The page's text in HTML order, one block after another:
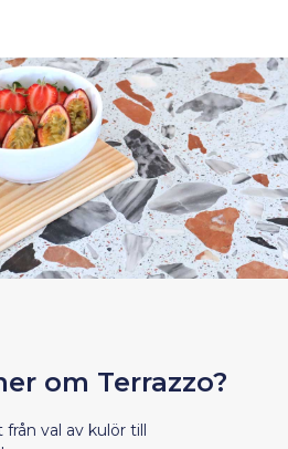
om Terrazzo?
val av kulör till